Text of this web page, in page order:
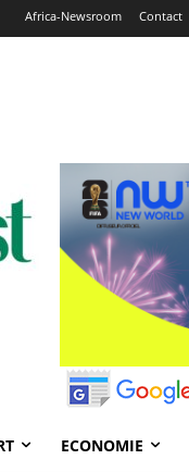
Africa-Newsroom Contact
ECONOMIE